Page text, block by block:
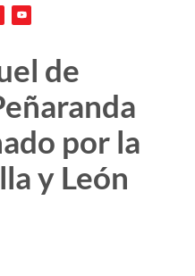
de
por la
y León